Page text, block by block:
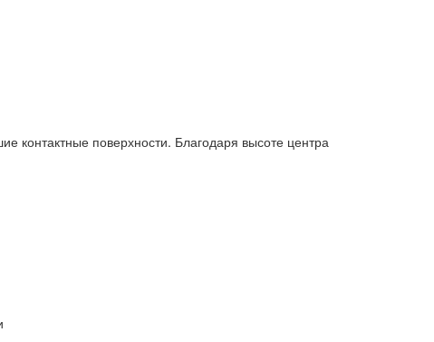
контактные поверхности. Благодаря высоте центра